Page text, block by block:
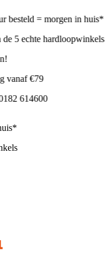
= morgen in huis*
5 echte hardloopwinkels
€79
614600